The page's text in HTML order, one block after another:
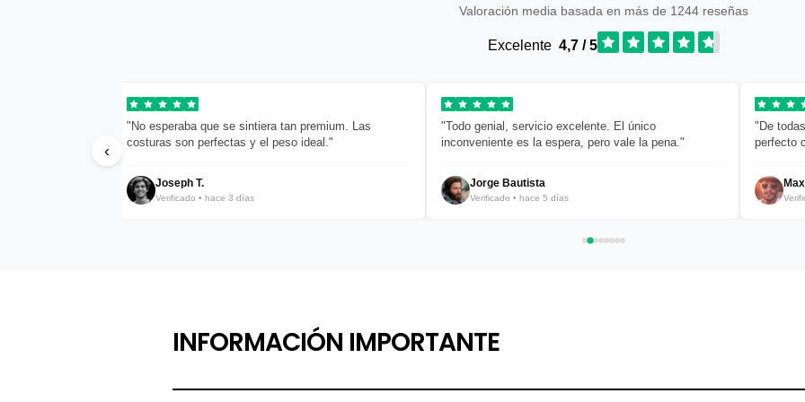
Valoración media basada en más de 1244 reseñas
Excelente 4,7 / 5
‹
"No esperaba que se sintiera tan premium. Las
costuras son perfectas y el peso ideal."
Joseph T.
Verificado • hace 3 días
"Todo genial, servicio excelente. El único
inconveniente es la espera, pero vale la pena."
Jorge Bautista
Verificado • hace 5 días
"De
perfecto
INFORMACIÓN IMPORTANTE